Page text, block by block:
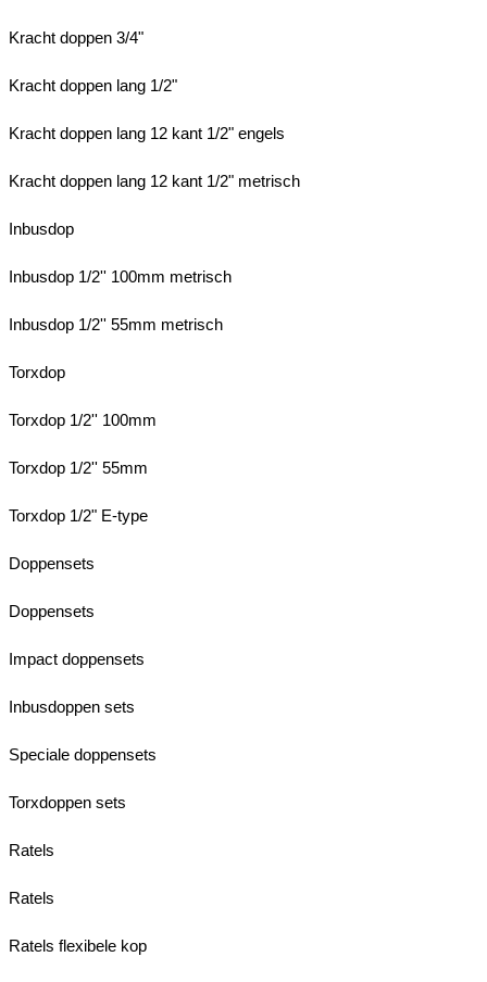
Kracht doppen 3/4"
Kracht doppen lang 1/2"
Kracht doppen lang 12 kant 1/2" engels
Kracht doppen lang 12 kant 1/2" metrisch
Inbusdop
Inbusdop 1/2'' 100mm metrisch
Inbusdop 1/2'' 55mm metrisch
Torxdop
Torxdop 1/2'' 100mm
Torxdop 1/2'' 55mm
Torxdop 1/2" E-type
Doppensets
Doppensets
Impact doppensets
Inbusdoppen sets
Speciale doppensets
Torxdoppen sets
Ratels
Ratels
Ratels flexibele kop